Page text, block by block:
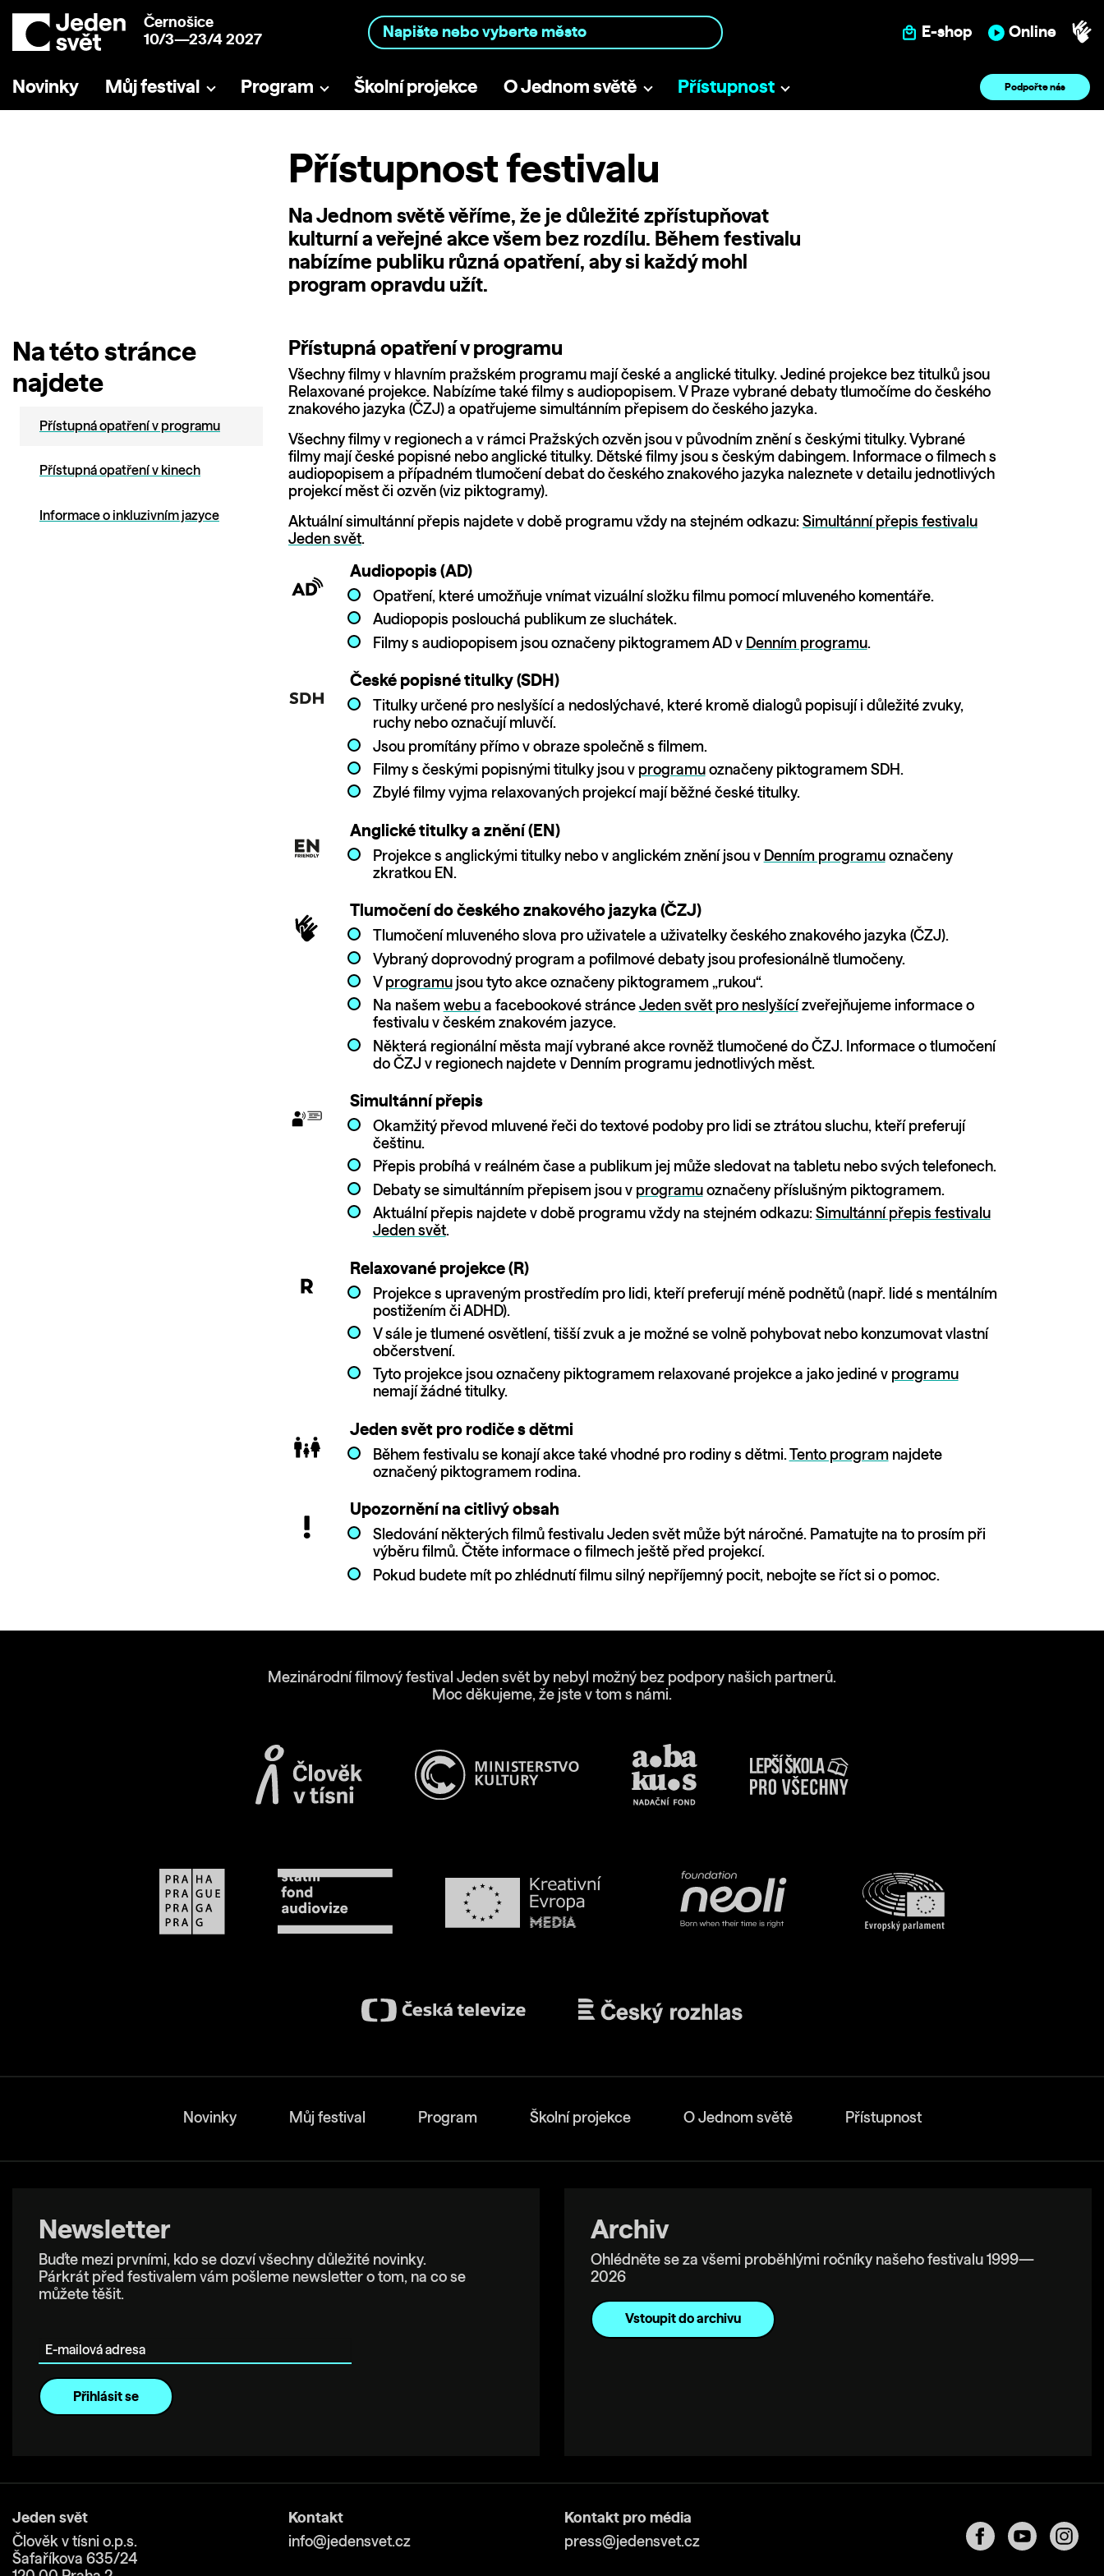
Černošice
10/3—23/4 2027
E-shop Online
Novinky Můj festival Program Školní projekce O Jednom světě Přístupnost Podpořte nás
Přístupnost festivalu
Na Jednom světě věříme, že je důležité zpřístupňovat
kulturní a veřejné akce všem bez rozdílu. Během festivalu
nabízíme publiku různá opatření, aby si každý mohl
program opravdu užít.
Na této stránce
najdete
Přístupná opatření v programu
Přístupná opatření v kinech
Informace o inkluzivním jazyce
Přístupná opatření v programu
Všechny filmy v hlavním pražském programu mají české a anglické titulky. Jediné projekce bez titulků jsou
Relaxované projekce. Nabízíme také filmy s audiopopisem. V Praze vybrané debaty tlumočíme do českého
znakového jazyka (ČZJ) a opatřujeme simultánním přepisem do českého jazyka.
Všechny filmy v regionech a v rámci Pražských ozvěn jsou v původním znění s českými titulky. Vybrané
filmy mají české popisné nebo anglické titulky. Dětské filmy jsou s českým dabingem. Informace o filmech s
audiopopisem a případném tlumočení debat do českého znakového jazyka naleznete v detailu jednotlivých
projekcí měst či ozvěn (viz piktogramy).
Aktuální simultánní přepis najdete v době programu vždy na stejném odkazu: Simultánní přepis festivalu
Jeden svět.
Audiopopis (AD)
Opatření, které umožňuje vnímat vizuální složku filmu pomocí mluveného komentáře.
Audiopopis poslouchá publikum ze sluchátek.
Filmy s audiopopisem jsou označeny piktogramem AD v Denním programu.
České popisné titulky (SDH)
Titulky určené pro neslyšící a nedoslýchavé, které kromě dialogů popisují i důležité zvuky,
ruchy nebo označují mluvčí.
Jsou promítány přímo v obraze společně s filmem.
Filmy s českými popisnými titulky jsou v programuoznačeny piktogramem SDH.
Zbylé filmy vyjma relaxovaných projekcí mají běžné české titulky.
Anglické titulky a znění (EN)
Projekce s anglickými titulky nebo v anglickém znění jsou v Denním programuoznačeny
zkratkou EN.
Tlumočení do českého znakového jazyka (ČZJ)
Tlumočení mluveného slova pro uživatele a uživatelky českého znakového jazyka (ČZJ).
Vybraný doprovodný program a pofilmové debaty jsou profesionálně tlumočeny.
V programujsou tyto akce označeny piktogramem „rukou“.
Na našem webua facebookové stránce Jeden svět pro neslyšícízveřejňujeme informace o
festivalu v českém znakovém jazyce.
Některá regionální města mají vybrané akce rovněž tlumočené do ČZJ. Informace o tlumočení
do ČZJ v regionech najdete v Denním programu jednotlivých měst.
Simultánní přepis
Okamžitý převod mluvené řeči do textové podoby pro lidi se ztrátou sluchu, kteří preferují
češtinu.
Přepis probíhá v reálném čase a publikum jej může sledovat na tabletu nebo svých telefonech.
Debaty se simultánním přepisem jsou v programuoznačeny příslušným piktogramem.
Aktuální přepis najdete v době programu vždy na stejném odkazu: Simultánní přepis festivalu
Jeden svět.
Relaxované projekce (R)
Projekce s upraveným prostředím pro lidi, kteří preferují méně podnětů (např. lidé s mentálním
postižením či ADHD).
V sále je tlumené osvětlení, tišší zvuk a je možné se volně pohybovat nebo konzumovat vlastní
občerstvení.
Tyto projekce jsou označeny piktogramem relaxované projekce a jako jediné v programu
nemají žádné titulky.
Jeden svět pro rodiče s dětmi
Během festivalu se konají akce také vhodné pro rodiny s dětmi. Tento programnajdete
označený piktogramem rodina.
Upozornění na citlivý obsah
Sledování některých filmů festivalu Jeden svět může být náročné. Pamatujte na to prosím při
výběru filmů. Čtěte informace o filmech ještě před projekcí.
Pokud budete mít po zhlédnutí filmu silný nepříjemný pocit, nebojte se říct si o pomoc.
Mezinárodní filmový festival Jeden svět by nebyl možný bez podpory našich partnerů.
Moc děkujeme, že jste v tom s námi.
Novinky Můj festival Program Školní projekce O Jednom světě Přístupnost
Newsletter
Buďte mezi prvními, kdo se dozví všechny důležité novinky.
Párkrát před festivalem vám pošleme newsletter o tom, na co se
můžete těšit.
Archiv
Ohlédněte se za všemi proběhlými ročníky našeho festivalu 1999—
2026
Vstoupit do archivu
Jeden svět
Člověk v tísni o.p.s.
Šafaříkova 635/24
Kontakt
info@jedensvet.cz
Kontakt pro média
press@jedensvet.cz